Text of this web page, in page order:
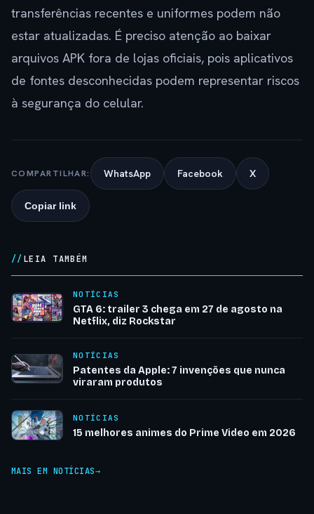
transferências recentes e uniformes podem não
estar atualizadas. É preciso atenção ao baixar
arquivos APK fora de lojas oficiais, pois aplicativos
de fontes desconhecidas podem representar riscos
à segurança do celular.
COMPARTILHAR: WhatsApp Facebook X
Copiar link
LEIA TAMBÉM
NOTÍCIAS
GTA 6: trailer 3 chega em 27 de agosto na
Netflix, diz Rockstar
NOTÍCIAS
Patentes da Apple: 7 invenções que nunca
viraram produtos
NOTÍCIAS
15 melhores animes do Prime Video em 2026
MAIS EM NOTÍCIAS